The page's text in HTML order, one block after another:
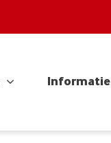
Informatie